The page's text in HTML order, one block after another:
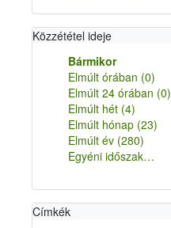
Közzététel ideje
Bármikor
Elmúlt órában (0)
Elmúlt 24 órában (0)
Elmúlt hét (4)
Elmúlt hónap (23)
Elmúlt év (280)
Egyéni időszak…
Címkék